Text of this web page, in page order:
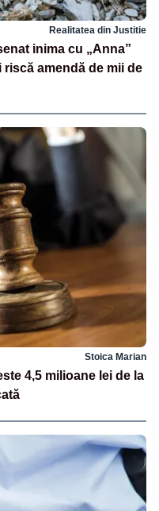
Realitatea din Justitie
inima cu „Anna”
riscă amendă de mii de
Stoica Marian
4,5 milioane lei de la